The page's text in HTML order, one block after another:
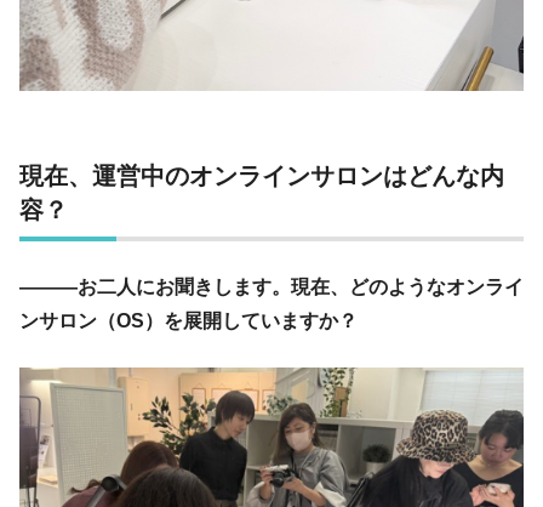
現在、運営中のオンラインサロンはどんな内
容？
―――お二人にお聞きします。現在、どのようなオンライ
ンサロン（OS）を展開していますか？